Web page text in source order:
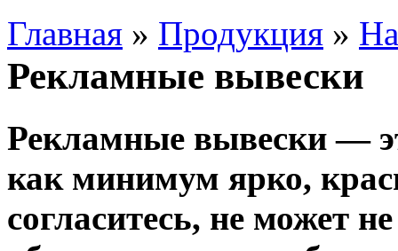
Главная » Продукция »
Рекламные вывески
Рекламные вывески —
как минимум ярко,
согласитесь, не может